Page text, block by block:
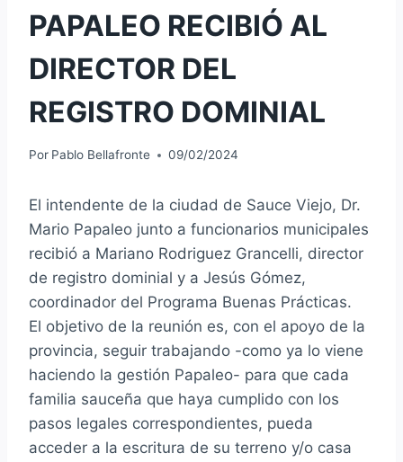
PAPALEO RECIBIÓ AL
DIRECTOR DEL
REGISTRO DOMINIAL
Por Pablo Bellafronte 09/02/2024
El intendente de la ciudad de Sauce Viejo, Dr.
Mario Papaleo junto a funcionarios municipales
recibió a Mariano Rodriguez Grancelli, director
de registro dominial y a Jesús Gómez,
coordinador del Programa Buenas Prácticas.
El objetivo de la reunión es, con el apoyo de la
provincia, seguir trabajando -como ya lo viene
haciendo la gestión Papaleo- para que cada
familia sauceña que haya cumplido con los
pasos legales correspondientes, pueda
acceder a la escritura de su terreno y/o casa